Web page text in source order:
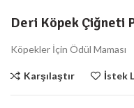
Deri Köpek Çiğneti
Köpekler İçin Ödül Maması
Karşılaştır İstek